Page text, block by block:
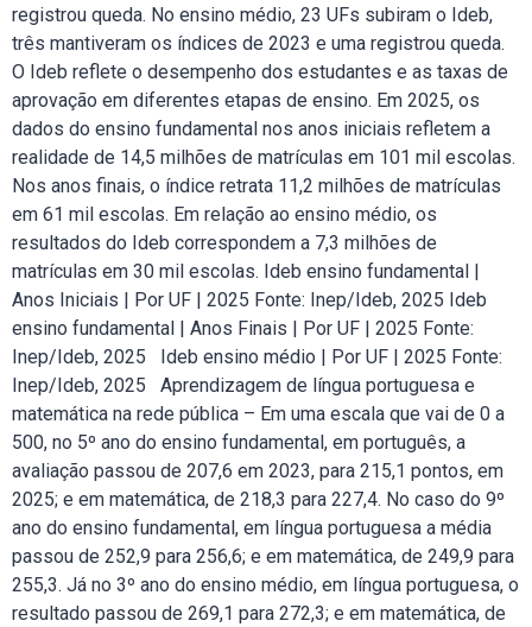
registrou queda. No ensino médio, 23 UFs subiram o Ideb,
três mantiveram os índices de 2023 e uma registrou queda.
O Ideb reflete o desempenho dos estudantes e as taxas de
aprovação em diferentes etapas de ensino. Em 2025, os
dados do ensino fundamental nos anos iniciais refletem a
realidade de 14,5 milhões de matrículas em 101 mil escolas.
Nos anos finais, o índice retrata 11,2 milhões de matrículas
em 61 mil escolas. Em relação ao ensino médio, os
resultados do Ideb correspondem a 7,3 milhões de
matrículas em 30 mil escolas. Ideb ensino fundamental |
Anos Iniciais | Por UF | 2025 Fonte: Inep/Ideb, 2025 Ideb
ensino fundamental | Anos Finais | Por UF | 2025 Fonte:
Inep/Ideb, 2025 Ideb ensino médio | Por UF | 2025 Fonte:
Inep/Ideb, 2025 Aprendizagem de língua portuguesa e
matemática na rede pública – Em uma escala que vai de 0 a
500, no 5º ano do ensino fundamental, em português, a
avaliação passou de 207,6 em 2023, para 215,1 pontos, em
2025; e em matemática, de 218,3 para 227,4. No caso do 9º
ano do ensino fundamental, em língua portuguesa a média
passou de 252,9 para 256,6; e em matemática, de 249,9 para
255,3. Já no 3º ano do ensino médio, em língua portuguesa, o
resultado passou de 269,1 para 272,3; e em matemática, de